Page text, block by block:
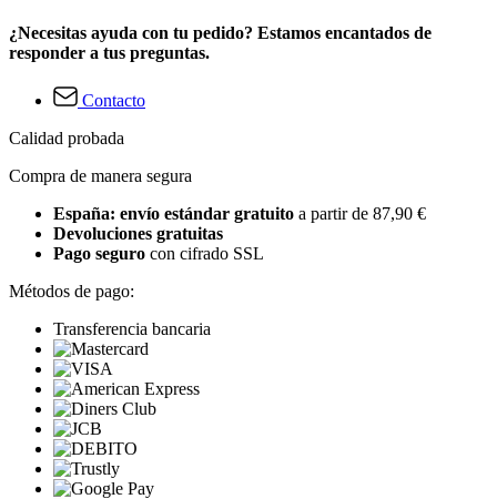
¿Necesitas ayuda con tu pedido? Estamos encantados de
responder a tus preguntas.
Contacto
Calidad probada
Compra de manera segura
España: envío estándar gratuito a partir de 87,90 €
Devoluciones gratuitas
Pago seguro con cifrado SSL
Métodos de pago:
Transferencia bancaria